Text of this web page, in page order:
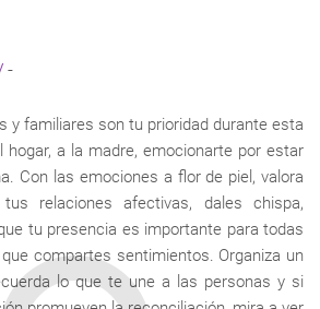
-
y familiares son tu prioridad durante esta
hogar, a la madre, emocionarte por estar
Con las emociones a flor de piel, valora
relaciones afectivas, dales chispa,
tu presencia es importante para todas
compartes sentimientos. Organiza un
lo que te une a las personas y si